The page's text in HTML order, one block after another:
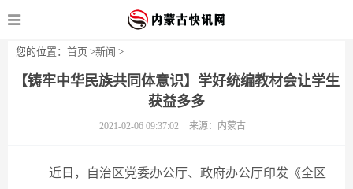
您的位置： 首页 >新闻 >
【铸牢中华民族共同体意识】学好统编教材会让学生
获益多多
2021-02-06 09:37:02 来源：内蒙古
近日，自治区党委办公厅、政府办公厅印发《全区